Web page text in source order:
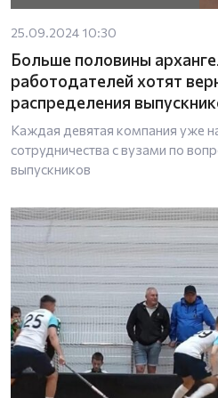
25.09.2024 10:30
Больше половины
работодателей хотят
распределения
Каждая девятая компания уже
сотрудничества с вузами по
выпускников